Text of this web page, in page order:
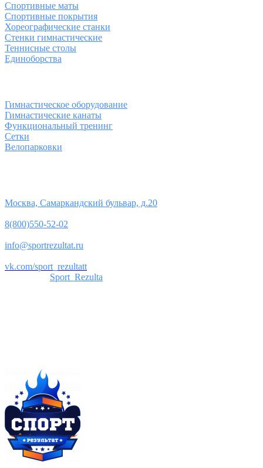
Спортивные маты
Спортивные покрытия
Хореографические станки
Стенки гимнастические
Теннисные столы
Единоборства
Гимнастическое оборудование
Гимнастические канаты
Функциональный тренинг
Сетки
Велопарковки
Москва, Самаркандский бульвар, д.20
8(800)550-52-02
info@sportrezultat.ru
vk.com/sport_rezultatt
Sport_Rezulta